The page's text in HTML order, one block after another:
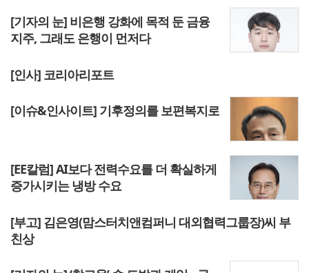
[기자의 눈] 비은행 강화에 목적 둔 금융
지주, 그래도 은행이 먼저다
[인사] 코리아리포트
[이슈&인사이트] 기후정의를 보편복지로
[EE칼럼] AI보다 전력수요를 더 확실하게
증가시키는 냉방 수요
[부고] 김은영(맘스터치앤컴퍼니 대외협력그룹장)씨 부
친상